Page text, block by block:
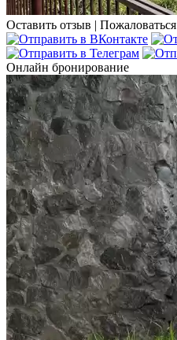
Оставить отзыв | Пожаловаться
Онлайн бронирование